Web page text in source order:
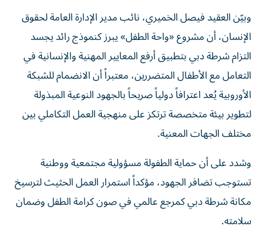
وبيّن العقيد فيصل الخميري، نائب مدير الإدارة العامة لحقوق
الإنسان، أن مشروع «واحة الطفل» يبرز كنموذج رائد يجسد
التزام شرطة دبي بتطبيق أرفع المعايير المهنية والإنسانية في
التعامل مع الأطفال المتضررين، معتبراً أن الانضمام للشبكة
الأوروبية يُعد اعترافاً دولياً صريحاً بالجهود النوعية المبذولة
لتطوير بيئة متخصصة ترتكز على منهجية العمل التكاملي بين
مختلف الجهات المعنية.
وشدد على أن حماية الطفولة مسؤولية مجتمعية ووطنية
تستوجب تضافر الجهود، مؤكداً استمرار العمل الحثيث لترسيخ
مكانة شرطة دبي كمرجع عالمي في صون كرامة الطفل وضمان
سلامته.